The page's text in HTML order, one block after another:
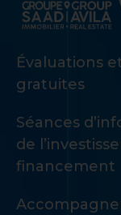
Évaluations
gratuites
Séances
de
financement